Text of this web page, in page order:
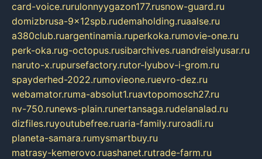
card-voice.rurulonnyygazon177.rusnow-guard.ru
domizbrusa-9x12spb.rudemaholding.ruaalse.ru
a380club.ruargentinamia.ruperkoka.rumovie-one.ru
perk-oka.rug-octopus.rusibarchives.ruandreislyusar.ru
naruto-x.rupursefactory.rutor-lyubov-i-grom.ru
spayderhed-2022.rumovieone.ruevro-dez.ru
webamator.ruma-absolut1.ruavtopomosch27.ru
nv-750.runews-plain.runertansaga.rudelanalad.ru
dizfiles.ruyoutubefree.ruaria-family.ruroadli.ru
planeta-samara.rumysmartbuy.ru
matrasy-kemerovo.ruashanet.rutrade-farm.ru